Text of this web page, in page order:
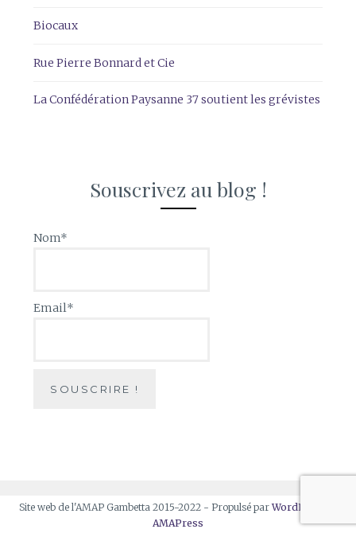
Biocaux
Rue Pierre Bonnard et Cie
La Confédération Paysanne 37 soutient les grévistes
Souscrivez au blog !
Nom*
Email*
Site web de l'AMAP Gambetta 2015-2022 - Propulsé parWordPress
AMAPress